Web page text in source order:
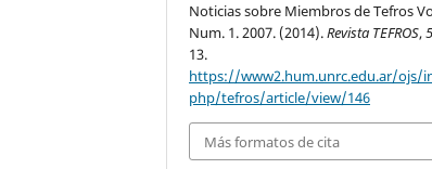
Noticias sobre Miembros de Tefros
Num. 1. 2007. (2014).Revista TEFROS,
13.
https://www2.hum.unrc.edu.ar/ojs/
php/tefros/article/view/146
Más formatos de cita